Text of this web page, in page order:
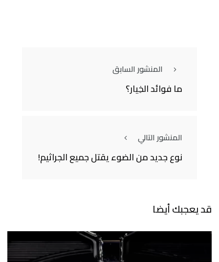
المنشور السابق
ما فوائد الخِيار؟
المنشور التالي
نوع جديد من الضوء يقتل جميع الجراثيم!
قد يعجبك أيضا